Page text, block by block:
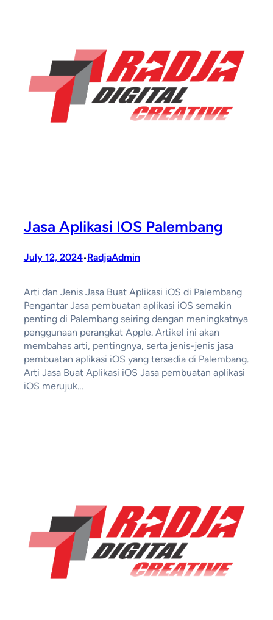
Jasa Aplikasi IOS Palembang
July 12, 2024•RadjaAdmin
Arti dan Jenis Jasa Buat Aplikasi iOS di Palembang
Pengantar Jasa pembuatan aplikasi iOS semakin
penting di Palembang seiring dengan meningkatnya
penggunaan perangkat Apple. Artikel ini akan
membahas arti, pentingnya, serta jenis-jenis jasa
pembuatan aplikasi iOS yang tersedia di Palembang.
Arti Jasa Buat Aplikasi iOS Jasa pembuatan aplikasi
iOS merujuk…